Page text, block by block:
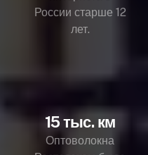
России старше 12
лет.
15 тыс. км
Оптоволокна